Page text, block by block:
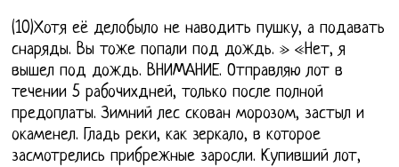
(10)Хотя её делобыло не наводить пушку, а подавать
снаряды. Вы тоже попали под дождь. » «Нет, я
вышел под дождь. ВНИМАНИЕ. Отправляю лот в
течении 5 рабочихдней, только после полной
предоплаты. Зимний лес скован морозом, застыл и
окаменел. Гладь реки, как зеркало, в которое
засмотрелись прибрежные заросли. Купивший лот,